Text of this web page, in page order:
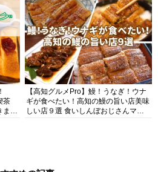
茶
ま
【高知グルメPro】鰻！うなぎ！ウナ
ギが食べたい！高知の鰻の旨い店美味
しい店９選 食いしんぼおじさんマッ